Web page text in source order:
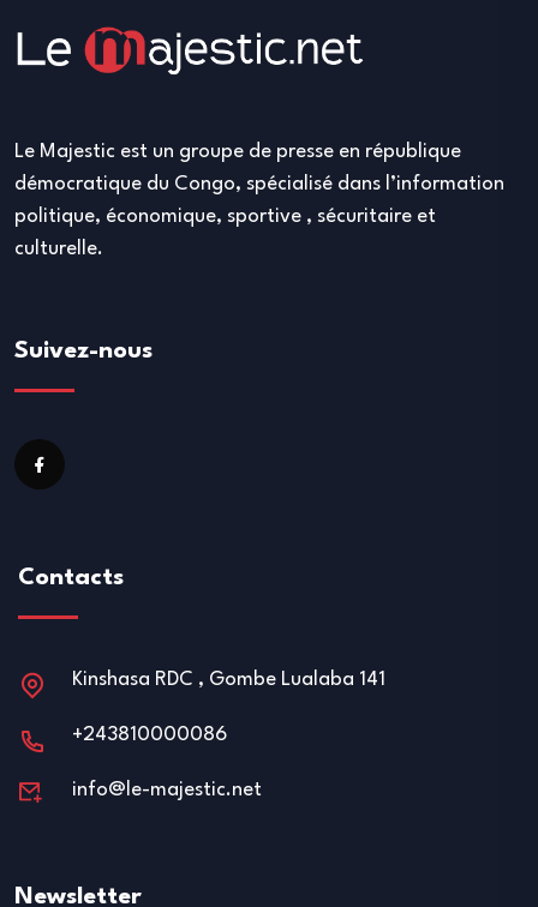
Le Majestic est un groupe de presse en république
démocratique du Congo, spécialisé dans l’information
politique, économique, sportive , sécuritaire et
culturelle.
Suivez-nous
Contacts
Kinshasa RDC , Gombe Lualaba 141
+243810000086
info@le-majestic.net
Newsletter